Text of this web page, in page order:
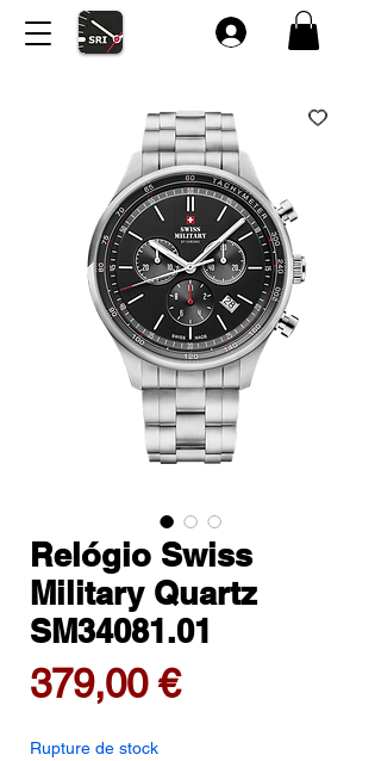
Relógio Swiss
Military Quartz
SM34081.01
379,00 €Prix
Rupture de stock